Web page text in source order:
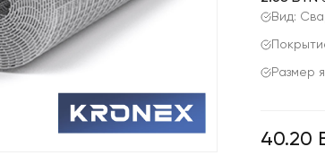
Вид:
Размер
40.20